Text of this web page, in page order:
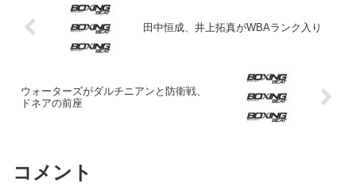
田中恒成、井上拓真がWBAランク入り
ウォーターズがダルチニアンと防衛戦、
ドネアの前座
コメント